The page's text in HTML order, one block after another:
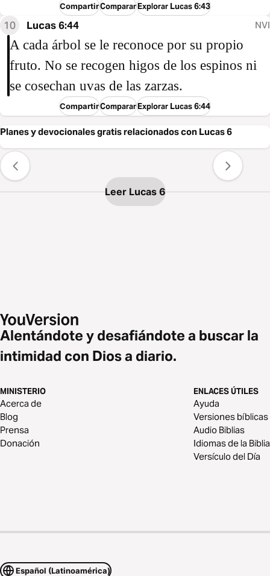
CompartirCompararExplorar Lucas 6:43
10 Lucas 6:44 NVI
A cada árbol se le reconoce por su propio
fruto. No se recogen higos de los espinos ni
se cosechan uvas de las zarzas.
CompartirCompararExplorar Lucas 6:44
Planes y devocionales gratis relacionados con Lucas 6
Leer Lucas 6
Alentándote y desafiándote a buscar la
intimidad con Dios a diario.
MINISTERIO
Acerca de
Blog
Prensa
Donación
ENLACES ÚTILES
Ayuda
Versiones bíblicas
Audio Biblias
Idiomas de la Biblia
Versículo del Día
Español (Latinoamérica)